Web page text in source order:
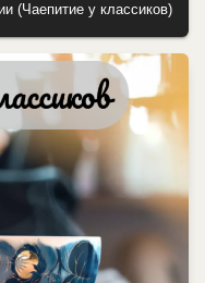
(Чаепитие у классиков)